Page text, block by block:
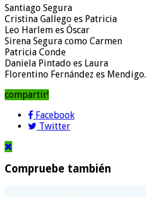
Santiago Segura
Cristina Gallego es Patricia
Leo Harlem es Óscar
Sirena Segura como Carmen
Patricia Conde
Daniela Pintado es Laura
Florentino Fernández es Mendigo.
compartir!
Facebook
Twitter
Compruebe también